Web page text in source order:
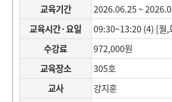
교육기간
2026.06.25 ~
교육시간·요일
09:30~13:20 (4) [월,
수강료
972,000원
교육장소
305호
교사
강지훈